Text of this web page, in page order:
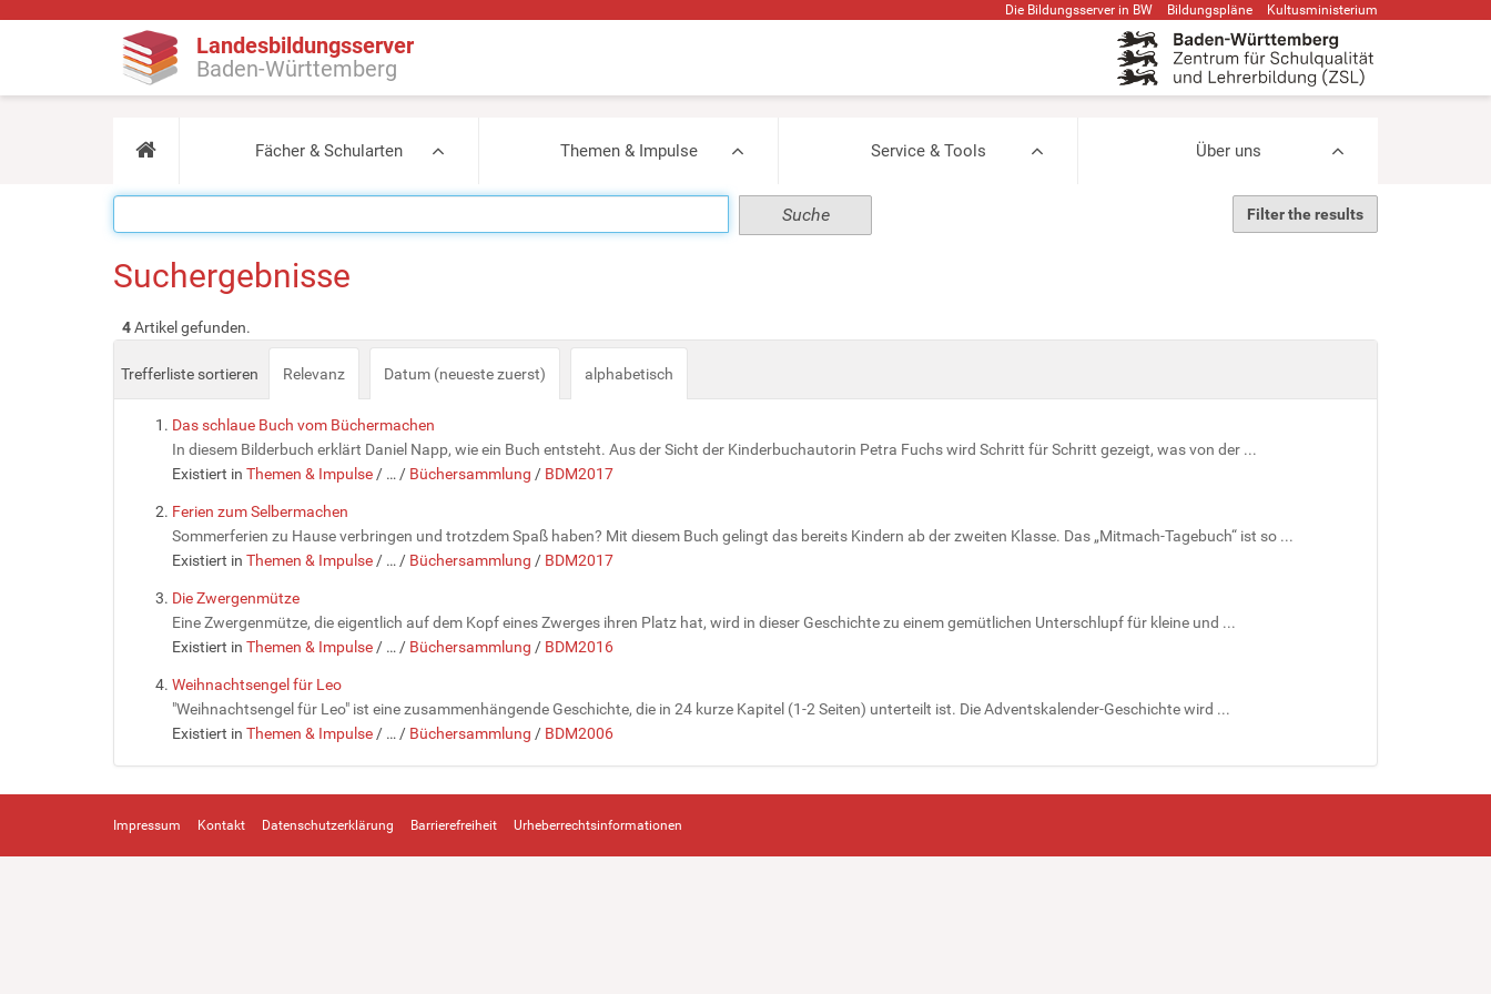
Die Bildungsserver in BW Bildungspläne Kultusministerium
Landesbildungsserver
Baden-Württemberg
Fächer & Schularten Themen & Impulse Service & Tools Über uns
Filter the results
Suchergebnisse
4Artikel gefunden.
Trefferliste sortieren Relevanz Datum (neueste zuerst) alphabetisch
Das schlaue Buch vom Büchermachen
In diesem Bilderbuch erklärt Daniel Napp, wie ein Buch entsteht. Aus der Sicht der Kinderbuchautorin Petra Fuchs wird Schritt für Schritt gezeigt, was von der ...
Existiert in Themen & Impulse / … / Büchersammlung / BDM2017
Ferien zum Selbermachen
Sommerferien zu Hause verbringen und trotzdem Spaß haben? Mit diesem Buch gelingt das bereits Kindern ab der zweiten Klasse. Das „Mitmach-Tagebuch“ ist so ...
Existiert in Themen & Impulse / … / Büchersammlung / BDM2017
Die Zwergenmütze
Eine Zwergenmütze, die eigentlich auf dem Kopf eines Zwerges ihren Platz hat, wird in dieser Geschichte zu einem gemütlichen Unterschlupf für kleine und ...
Existiert in Themen & Impulse / … / Büchersammlung / BDM2016
Weihnachtsengel für Leo
"Weihnachtsengel für Leo" ist eine zusammenhängende Geschichte, die in 24 kurze Kapitel (1-2 Seiten) unterteilt ist. Die Adventskalender-Geschichte wird ...
Existiert in Themen & Impulse / … / Büchersammlung / BDM2006
Impressum Kontakt Datenschutzerklärung Barrierefreiheit Urheberrechtsinformationen